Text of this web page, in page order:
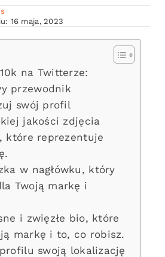
16 maja, 2023
na Twitterze:
przewodnik
swój profil
jakości zdjęcia
które reprezentuje
w nagłówku, który
Twoją markę i
i zwięzłe bio, które
markę i to, co robisz.
swoją lokalizację